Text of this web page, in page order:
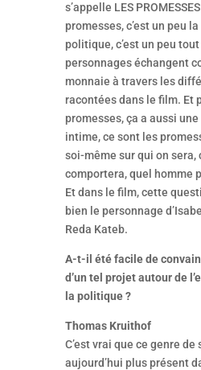
s’appelle LES
promesses, c’est un peu
politique, c’est un peu
personnages échangent
monnaie à travers les
racontées dans le film. Et
promesses, ça a aussi
intime, ce sont les
soi-même sur qui on sera,
comportera, quel homme
Et dans le film, cette
bien le personnage
Reda Kateb.
A-t-il été facile de
d’un tel projet autour de
la politique ?
Thomas Kruithof
C’est vrai que ce genre
aujourd’hui plus présent